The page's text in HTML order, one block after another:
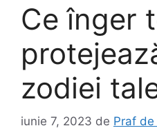
Ce înger
zodiei
iunie 7, 2023 de Praf de